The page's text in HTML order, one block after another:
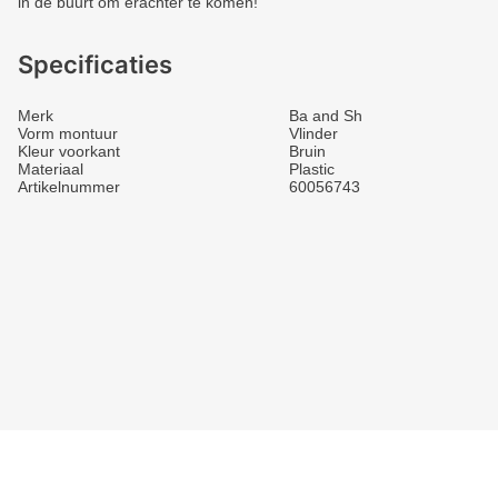
Specificaties
Merk
Ba and Sh
Vorm montuur
Vlinder
Kleur voorkant
Bruin
Materiaal
Plastic
Artikelnummer
60056743